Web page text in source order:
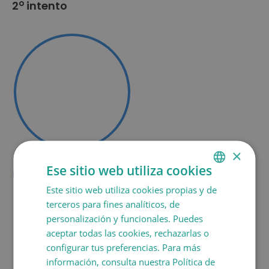
2o intento
0 SPANISH
×
Ese sitio web utiliza cookies
Este sitio web utiliza cookies propias y de
terceros para fines analíticos, de
personalización y funcionales. Puedes
aceptar todas las cookies, rechazarlas o
configurar tus preferencias. Para más
información, consulta nuestra Política de